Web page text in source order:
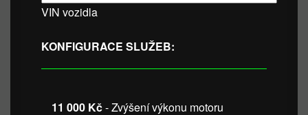
VIN vozidla
KONFIGURACE SLUŽEB:
11 000 Kč- Zvýšení výkonu motoru